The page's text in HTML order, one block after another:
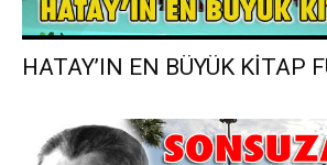
HATAY’IN EN BÜYÜK KİTAP